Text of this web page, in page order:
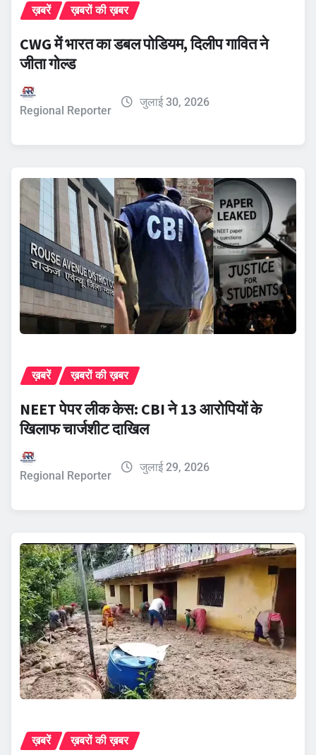
ख़बरें ख़बरों की ख़बर
CWG में भारत का डबल पोडियम, दिलीप गावित ने
जीता गोल्ड
Regional Reporter
जुलाई 30, 2026
ख़बरें ख़बरों की ख़बर
NEET पेपर लीक केस: CBI ने 13 आरोपियों के
खिलाफ चार्जशीट दाखिल
Regional Reporter
जुलाई 29, 2026
ख़बरें ख़बरों की ख़बर